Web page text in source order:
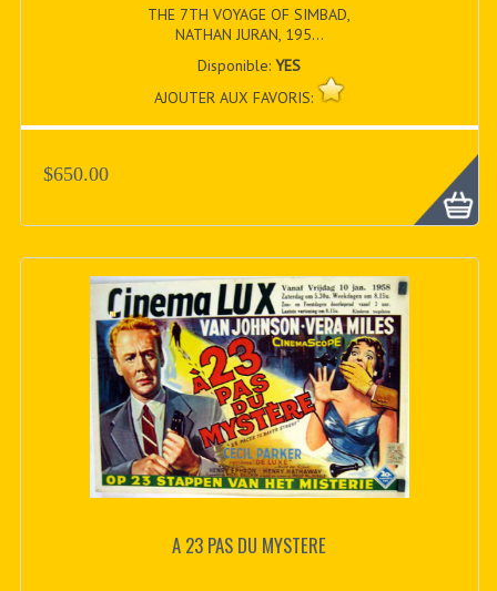
THE 7TH VOYAGE OF SIMBAD,
NATHAN JURAN, 195...
Disponible:YES
AJOUTER AUX FAVORIS:
$650.00
A 23 PAS DU MYSTERE